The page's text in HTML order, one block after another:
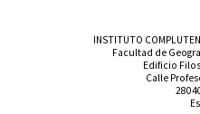
INSTITUTO
Facultad de
Edificio
Calle